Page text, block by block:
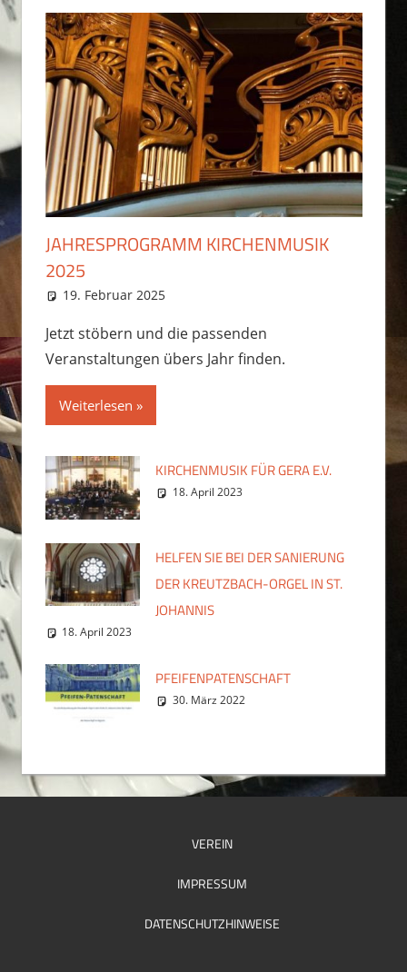
JAHRESPROGRAMM KIRCHENMUSIK
2025
19. Februar 2025
Jetzt stöbern und die passenden
Veranstaltungen übers Jahr finden.
Weiterlesen
KIRCHENMUSIK FÜR GERA E.V.
18. April 2023
HELFEN SIE BEI DER SANIERUNG
DER KREUTZBACH-ORGEL IN ST.
JOHANNIS
18. April 2023
PFEIFENPATENSCHAFT
30. März 2022
VEREIN
IMPRESSUM
DATENSCHUTZHINWEISE